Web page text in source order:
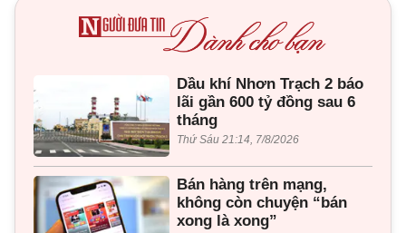
Dầu khí Nhơn Trạch 2 báo
lãi gần 600 tỷ đồng sau 6
tháng
Thứ Sáu 21:14, 7/8/2026
Bán hàng trên mạng,
không còn chuyện “bán
xong là xong”